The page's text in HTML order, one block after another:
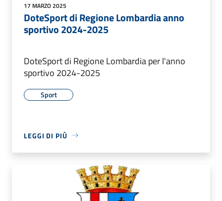
17 MARZO 2025
DoteSport di Regione Lombardia anno
sportivo 2024-2025
DoteSport di Regione Lombardia per l'anno
sportivo 2024-2025
Sport
LEGGI DI PIÙ